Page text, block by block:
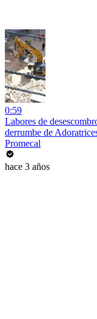
0:59
Labores de
derrumbe de
Promecal
hace 3 años